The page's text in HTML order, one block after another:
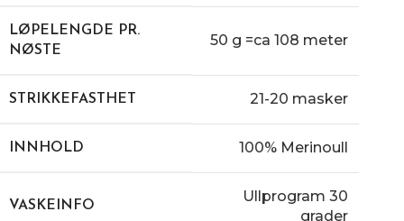
LØPELENGDE PR.
NØSTE
50 g =ca 108 meter
STRIKKEFASTHET 21-20 masker
INNHOLD 100% Merinoull
VASKEINFO
Ullprogram 30
grader